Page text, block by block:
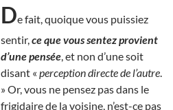
De fait, quoique vous puissiez
sentir, ce que vous sentez provient
d’une pensée , et non d’une soit
disant « perception directe de l’autre
» Or, vous ne pensez pas dans le
frigidaire de la voisine, n’est-ce pas